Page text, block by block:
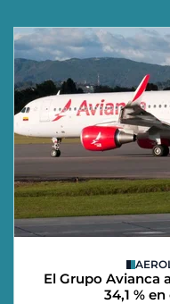
El Grupo Avianca
34,1 %